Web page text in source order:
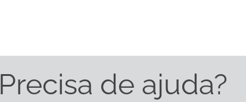
Precisa de ajuda?